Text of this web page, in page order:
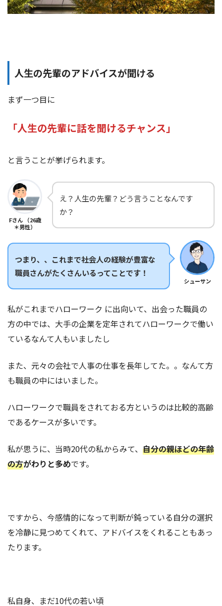
人生の先輩のアドバイスが聞ける
まず一つ目に
「人生の先輩に話を聞けるチャンス」
と言うことが挙げられます。
Fさん （26歳
＊男性）
え？人生の先輩？どう言うことなんです
か？
シューサン
つまり、、これまで社会人の経験が豊富な
職員さんがたくさんいるってことです！
私がこれまでハローワーク に出向いて、出会った職員の
方の中では、大手の企業を定年されてハローワークで働い
ているなんて人もいましたし
また、元々の会社で人事の仕事を長年してた。。なんて方
も職員の中にはいました。
ハローワークで職員をされておる方というのは比較的高齢
であるケースが多いです。
私が思うに、当時20代の私からみて、 自分の親ほどの年齢
の方がわりと多めです。
ですから、今感情的になって判断が鈍っている自分の選択
を冷静に見つめてくれて、アドバイスをくれることもあっ
たります。
私自身、まだ10代の若い頃